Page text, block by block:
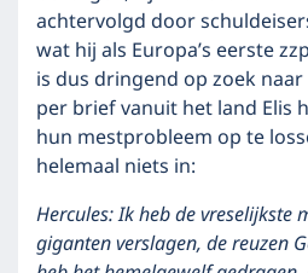
achtervolgd door
wat hij als Europa’s eerste
is dus dringend op zoek
per brief vanuit het land Elis
hun mestprobleem op te
helemaal niets in:
Hercules: Ik heb de vreselijkste
giganten verslagen, de reuzen